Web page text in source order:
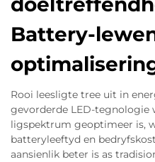
Battery-
Rooi leesligte tree uit in
gevorderde LED-tegnologie
ligspektrum geoptimeer is,
batteryleeftyd en
aansienlik beter is as